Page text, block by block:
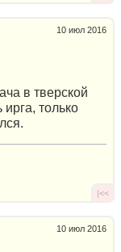
10 июл 2016
в тверской
ирга, только
|<<
10 июл 2016